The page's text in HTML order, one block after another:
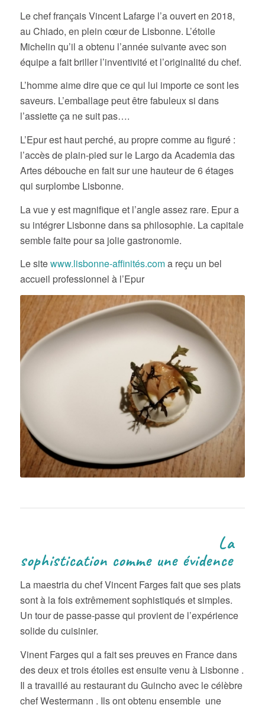
Le chef français Vincent Lafarge l’a ouvert en 2018,
au Chiado, en plein cœur de Lisbonne. L’étoile
Michelin qu’il a obtenu l’année suivante avec son
équipe a fait briller l’inventivité et l’originalité du chef.
L’homme aime dire que ce qui lui importe ce sont les
saveurs. L’emballage peut être fabuleux si dans
l’assiette ça ne suit pas….
L’Epur est haut perché, au propre comme au figuré :
l’accès de plain-pied sur le Largo da Academia das
Artes débouche en fait sur une hauteur de 6 étages
qui surplombe Lisbonne.
La vue y est magnifique et l’angle assez rare. Epur a
su intégrer Lisbonne dans sa philosophie. La capitale
semble faite pour sa jolie gastronomie.
Le sitewww.lisbonne-affinités.coma reçu un bel
accueil professionnel à l’Epur
La
sophistication comme une évidence
La maestria du chef Vincent Farges fait que ses plats
sont à la fois extrêmement sophistiqués et simples.
Un tour de passe-passe qui provient de l’expérience
solide du cuisinier.
Vinent Farges qui a fait ses preuves en France dans
des deux et trois étoiles est ensuite venu à Lisbonne .
Il a travaillé au restaurant du Guincho avec le célèbre
chef Westermann . Ils ont obtenu ensemble une